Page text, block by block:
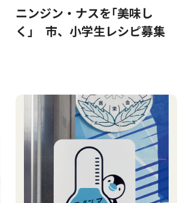
ニンジン・ナスを｢美味し
く｣ 市、小学生レシピ募集